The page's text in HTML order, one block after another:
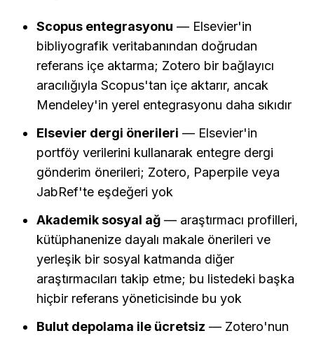
Scopus entegrasyonu — Elsevier'in
bibliyografik veritabanından doğrudan
referans içe aktarma; Zotero bir bağlayıcı
aracılığıyla Scopus'tan içe aktarır, ancak
Mendeley'in yerel entegrasyonu daha sıkıdır
Elsevier dergi önerileri — Elsevier'in
portföy verilerini kullanarak entegre dergi
gönderim önerileri; Zotero, Paperpile veya
JabRef'te eşdeğeri yok
Akademik sosyal ağ — araştırmacı profilleri,
kütüphanenize dayalı makale önerileri ve
yerleşik bir sosyal katmanda diğer
araştırmacıları takip etme; bu listedeki başka
hiçbir referans yöneticisinde bu yok
Bulut depolama ile ücretsiz — Zotero'nun